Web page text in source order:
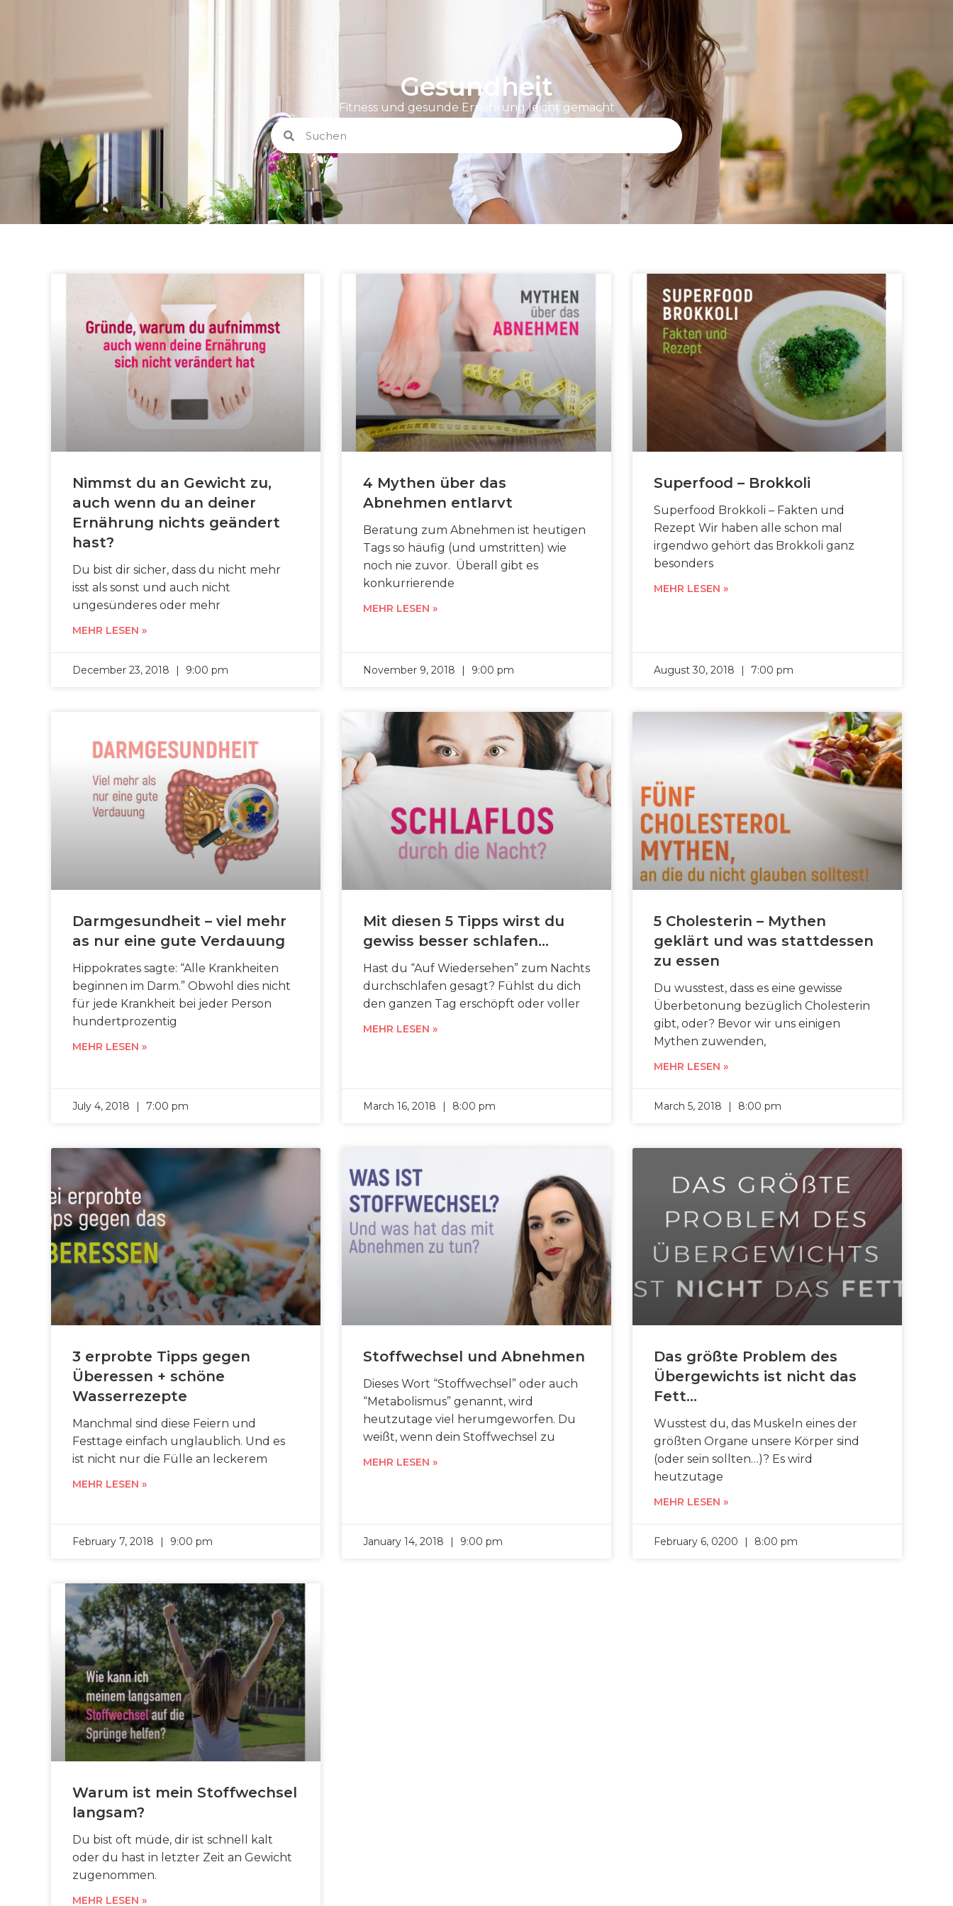
Gesundheit
Fitness und gesunde Ernährung leicht gemacht
Nimmst du an Gewicht zu,
auch wenn du an deiner
Ernährung nichts geändert
hast?
Du bist dir sicher, dass du nicht mehr
isst als sonst und auch nicht
ungesünderes oder mehr
MEHR LESEN »
December 23, 2018 9:00 pm
4 Mythen über das
Abnehmen entlarvt
Beratung zum Abnehmen ist heutigen
Tags so häufig (und umstritten) wie
noch nie zuvor. Überall gibt es
konkurrierende
MEHR LESEN »
November 9, 2018 9:00 pm
Superfood – Brokkoli
Superfood Brokkoli – Fakten und
Rezept Wir haben alle schon mal
irgendwo gehört das Brokkoli ganz
besonders
MEHR LESEN »
August 30, 2018 7:00 pm
Darmgesundheit – viel mehr
as nur eine gute Verdauung
Hippokrates sagte: “Alle Krankheiten
beginnen im Darm.” Obwohl dies nicht
für jede Krankheit bei jeder Person
hundertprozentig
MEHR LESEN »
July 4, 2018 7:00 pm
Mit diesen 5 Tipps wirst du
gewiss besser schlafen…
Hast du “Auf Wiedersehen” zum Nachts
durchschlafen gesagt? Fühlst du dich
den ganzen Tag erschöpft oder voller
MEHR LESEN »
March 16, 2018 8:00 pm
5 Cholesterin – Mythen
geklärt und was stattdessen
zu essen
Du wusstest, dass es eine gewisse
Überbetonung bezüglich Cholesterin
gibt, oder? Bevor wir uns einigen
Mythen zuwenden,
MEHR LESEN »
March 5, 2018 8:00 pm
3 erprobte Tipps gegen
Überessen + schöne
Wasserrezepte
Manchmal sind diese Feiern und
Festtage einfach unglaublich. Und es
ist nicht nur die Fülle an leckerem
MEHR LESEN »
February 7, 2018 9:00 pm
Stoffwechsel und Abnehmen
Dieses Wort “Stoffwechsel” oder auch
“Metabolismus” genannt, wird
heutzutage viel herumgeworfen. Du
weißt, wenn dein Stoffwechsel zu
MEHR LESEN »
January 14, 2018 9:00 pm
Das größte Problem des
Übergewichts ist nicht das
Fett…
Wusstest du, das Muskeln eines der
größten Organe unsere Körper sind
(oder sein sollten…)? Es wird
heutzutage
MEHR LESEN »
February 6, 0200 8:00 pm
Warum ist mein Stoffwechsel
langsam?
Du bist oft müde, dir ist schnell kalt
oder du hast in letzter Zeit an Gewicht
zugenommen.
MEHR LESEN »